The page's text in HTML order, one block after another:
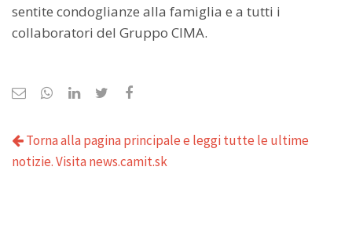
sentite condoglianze alla famiglia e a tutti i
collaboratori del Gruppo CIMA.
Torna alla pagina principale e leggi tutte le ultime
notizie. Visita news.camit.sk